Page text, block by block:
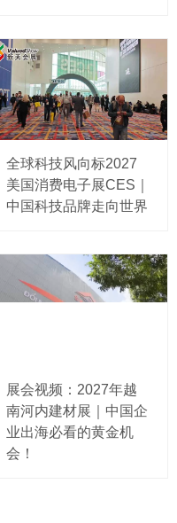
全球科技风向标2027
美国消费电子展CES｜
中国科技品牌走向世界
展会视频：2027年越
南河内建材展｜中国企
业出海必看的黄金机
会！